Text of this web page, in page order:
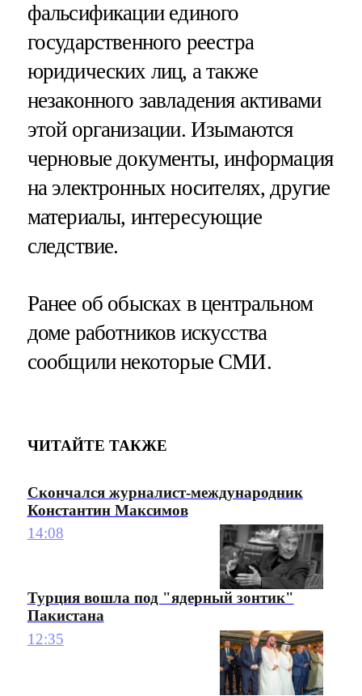
фальсификации единого
государственного реестра
юридических лиц, а также
незаконного завладения активами
этой организации. Изымаются
черновые документы, информация
на электронных носителях, другие
материалы, интересующие
следствие.
Ранее об обысках в центральном
доме работников искусства
сообщили некоторые СМИ.
ЧИТАЙТЕ ТАКЖЕ
Скончался журналист-международник
Константин Максимов
14:08
Турция вошла под "ядерный зонтик"
Пакистана
12:35